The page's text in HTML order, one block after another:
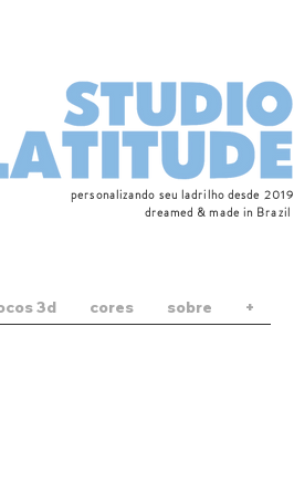
personalizando seu ladrilho desde 2019
dreamed & made in Brazil
3d cores sobre +